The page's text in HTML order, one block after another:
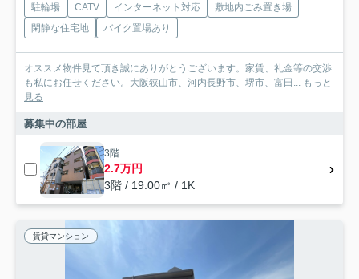
駐輪場 CATV インターネット対応
敷地内ごみ置き場
閑静な住宅地
バイク置場あり
オススメ物件見て頂き誠にありがとうございます。家賃、礼金等の交渉
も私にお任せください。大阪狭山市、河内長野市、堺市、富田...
もっと
見る
募集中の部屋
3階
2.7万円
3階 / 19.00㎡ / 1K
賃貸マンション